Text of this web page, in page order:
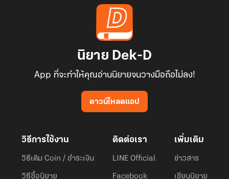
นิยาย Dek-D
App ที่จะทำให้คุณอ่านนิยายจนวางมือถือไม่ลง!
ดาวน์โหลดแอป
วิธีการใช้งาน
วิธีเติม Coin / ชำระเงิน
วิธีซื้อนิยาย
ติดต่อเรา
LINE Official
Facebook
เพิ่มเติม
ข่าวสาร
เขียนนิยาย